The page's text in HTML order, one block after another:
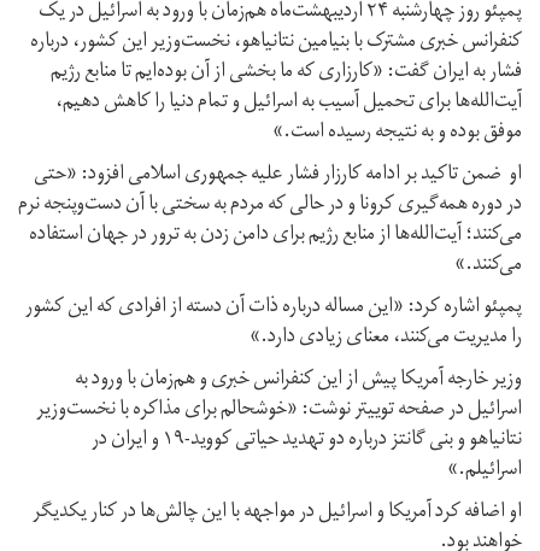
پمپئو روز چهارشنبه ۲۴ اردیبهشت‌ماه هم‌زمان با ورود به اسرائیل در یک
کنفرانس خبری مشترک با بنیامین نتانیاهو،‌ نخست‌وزیر این کشور، درباره
فشار به ایران گفت: «کارزاری که ما بخشی از آن بوده‌ایم تا منابع رژیم
آیت‌الله‌ها برای تحمیل آسیب به اسرائیل و تمام دنیا را کاهش دهیم،‌
موفق بوده و به نتیجه رسیده است.»
او ضمن تاکید بر ادامه کارزار فشار علیه جمهوری اسلامی افزود: «حتی
در دوره همه‌گیری کرونا و در حالی که مردم به سختی با آن دست‌وپنجه نرم
می‌کنند؛ آیت‌الله‌ها از منابع رژیم برای دامن زدن به ترور در جهان استفاده
می‌کنند.»
پمپئو اشاره کرد: «این مساله درباره ذات آن دسته از افرادی که این کشور
را مدیریت می‌کنند،‌ معنای زیادی دارد.»
وزیر خارجه آمریکا پیش از این کنفرانس خبری و هم‌زمان با ورود به
اسرائیل در صفحه توییتر نوشت: «خوشحالم برای مذاکره با نخست‌وزیر
نتانیاهو و بنی گانتز درباره دو تهدید حیاتی کووید-۱۹ و ایران در
اسرائیلم.»
او اضافه کرد آمریکا و اسرائیل در مواجهه با این چالش‌ها در کنار یکدیگر